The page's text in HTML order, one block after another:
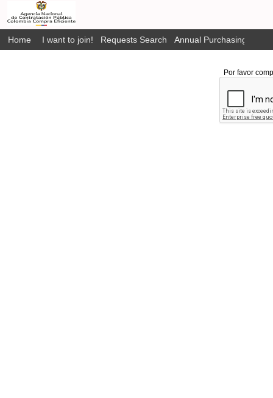
Home I want to join! Requests Search Annual Purchasing Plan
Por favor